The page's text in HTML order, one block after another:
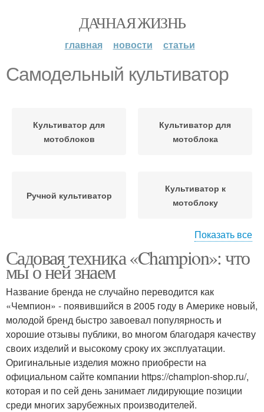
ДАЧНАЯ ЖИЗНЬ
главная новости статьи
Самодельный культиватор
Культиватор для
мотоблоков
Культиватор для
мотоблока
Ручной культиватор
Культиватор к
мотоблоку
Дисковый культиватор Самодельный минь
Культиватор для
минитрактора
Самодельная кабина
Самодельный плуг
Самодельный
минитрактор
Показать все
Садовая техника «Champion»: что
мы о ней знаем
Название бренда не случайно переводится как
«Чемпион» - появившийся в 2005 году в Америке новый,
молодой бренд быстро завоевал популярность и
хорошие отзывы публики, во многом благодаря качеству
своих изделий и высокому сроку их эксплуатации.
Оригинальные изделия можно приобрести на
официальном сайте компании https://champion-shop.ru/,
которая и по сей день занимает лидирующие позиции
среди многих зарубежных производителей.